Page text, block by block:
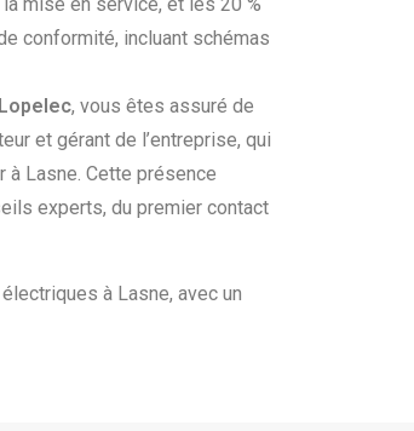
conformité, incluant schémas
Lopelec, vous êtes assuré de
et gérant de l’entreprise, qui
à Lasne. Cette présence
experts, du premier contact
à Lasne, avec un